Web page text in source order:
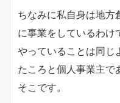
ちなみに私自身は地方
に事業をしているわけ
やっていることは同じ
たころと個人事業主で
そこです。